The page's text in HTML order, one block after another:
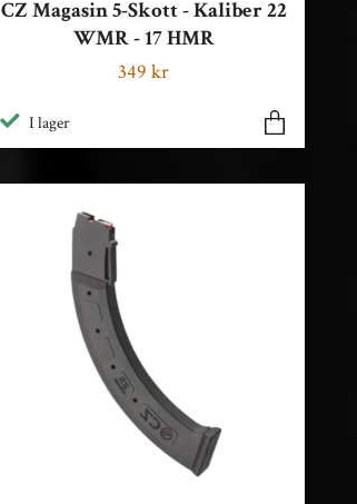
CZ Magasin 5-Skott - Kaliber 22
WMR - 17 HMR
349 kr
I lager